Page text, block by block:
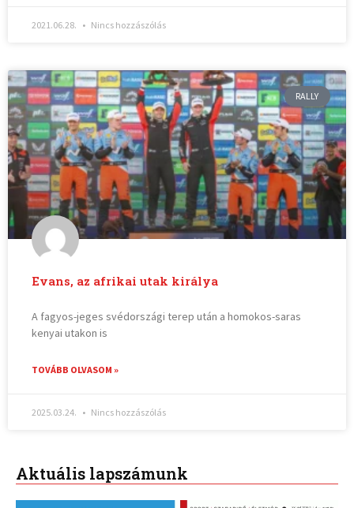
2021.06.28. Nincs hozzászólás
RALLY
Evans, az afrikai utak királya
A fagyos-jeges svédországi terep után a homokos-saras
kenyai utakon is
TOVÁBB OLVASOM »
2025.03.24. Nincs hozzászólás
Aktuális lapszámunk